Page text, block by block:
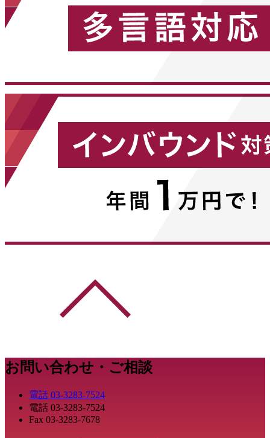
お問い合わせ・ご相談
電話 03-3283-7524
電話 03-3283-7524
Fax 03-3283-7678